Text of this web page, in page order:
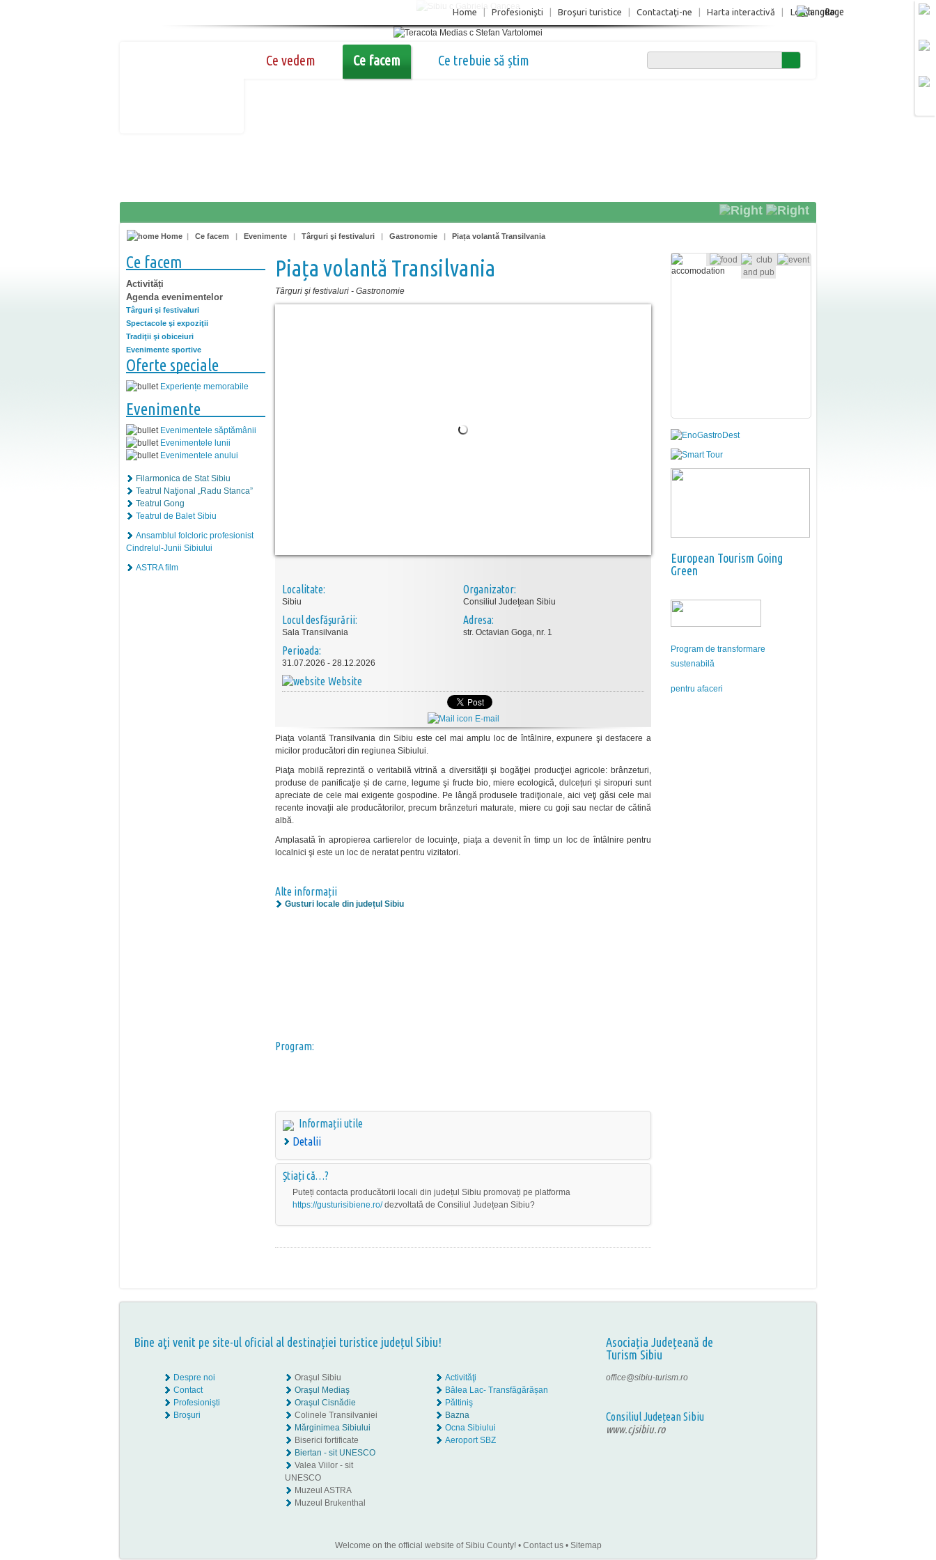
Login Ro
Home Profesionişti Broşuri turistice Contactaţi-ne Harta interactivă
Ce vedem Ce facem Ce trebuie să știm
Home | Ce facem | Evenimente | Târguri şi festivaluri | Gastronomie | Piața volantă Transilvania
Ce facem
Activități
Agenda evenimentelor
Târguri şi festivaluri
Spectacole şi expoziţii
Tradiţii şi obiceiuri
Evenimente sportive
Oferte speciale
Experiențe memorabile
Evenimente
Evenimentele săptămânii
Evenimentele lunii
Evenimentele anului
Filarmonica de Stat Sibiu
Teatrul Naţional „Radu Stanca”
Teatrul Gong
Teatrul de Balet Sibiu
Ansamblul folcloric profesionist
Cindrelul-Junii Sibiului
ASTRA film
Piața volantă Transilvania
Târguri şi festivaluri - Gastronomie
Localitate:
Sibiu
Locul desfăşurării:
Sala Transilvania
Perioada:
31.07.2026 - 28.12.2026
Website
Organizator:
Consiliul Judeţean Sibiu
Adresa:
str. Octavian Goga, nr. 1
E-mail
Piața volantă Transilvania din Sibiu este cel mai amplu loc de întâlnire, expunere şi desfacere a
micilor producători din regiunea Sibiului.
Piaţa mobilă reprezintă o veritabilă vitrină a diversităţii şi bogăţiei producţiei agricole: brânzeturi,
produse de panificaţie și de carne, legume şi fructe bio, miere ecologică, dulcețuri și siropuri sunt
apreciate de cele mai exigente gospodine. Pe lângă produsele tradiţionale, aici veţi găsi cele mai
recente inovaţii ale producătorilor, precum brânzeturi maturate, miere cu goji sau nectar de cătină
albă.
Amplasată în apropierea cartierelor de locuinţe, piaţa a devenit în timp un loc de întâlnire pentru
localnici şi este un loc de neratat pentru vizitatori.
Alte informații
Gusturi locale din județul Sibiu
Program:
Informații utile
Detalii
Știați că…?
Puteți contacta producătorii locali din județul Sibiu promovați pe platforma
https://gusturisibiene.ro/dezvoltată de Consiliul Județean Sibiu?
European Tourism Going
Green
Program de transformare
sustenabilă
pentru afaceri
Bine aţi venit pe site-ul oficial al destinației turistice județul Sibiu!
Asociația Județeană de
Turism Sibiu
Despre noi
Contact
Profesionişti
Broşuri
Oraşul Sibiu
Oraşul Mediaş
Oraşul Cisnădie
Colinele Transilvaniei
Mărginimea Sibiului
Biserici fortificate
Biertan - sit UNESCO
Valea Viilor - sit
UNESCO
Muzeul ASTRA
Muzeul Brukenthal
Activităţi
Bâlea Lac- Transfăgărășan
Păltiniş
Bazna
Ocna Sibiului
Aeroport SBZ
office@sibiu-turism.ro
Consiliul Județean Sibiu
www.cjsibiu.ro
Welcome on the official website of Sibiu County!• Contact us• Sitemap